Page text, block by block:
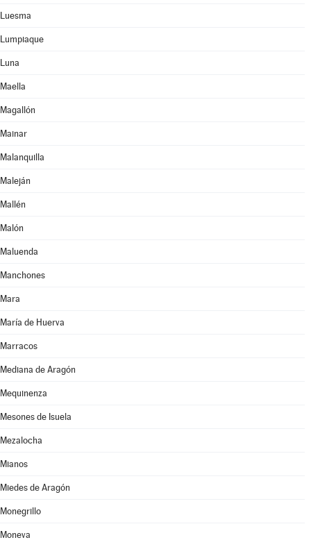
Luesma
Lumpiaque
Luna
Maella
Magallón
Mainar
Malanquilla
Maleján
Mallén
Malón
Maluenda
Manchones
Mara
María de Huerva
Marracos
Mediana de Aragón
Mequinenza
Mesones de Isuela
Mezalocha
Mianos
Miedes de Aragón
Monegrillo
Moneva